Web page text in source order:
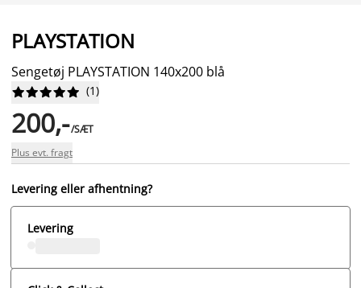
PLAYSTATION
Sengetøj PLAYSTATION 140x200 blå





 (1)
200,-/SÆT
Plus evt. fragt
Levering eller afhentning?
Levering